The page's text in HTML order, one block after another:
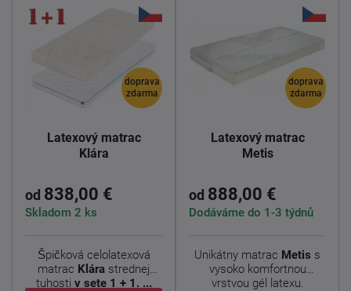
doprava
zdarma
Latexový matrac
Klára
od 838,00 €
Skladom 2 ks
Špičková celolatexová
matrac Klára strednej
tuhosti v sete 1 + 1. ...
doprava
zdarma
Latexový matrac
Metis
od 888,00 €
Dodáváme do 1-3 týdnů
Unikátny matrac Metis s
vysoko komfortnou
vrstvou gél latexu.